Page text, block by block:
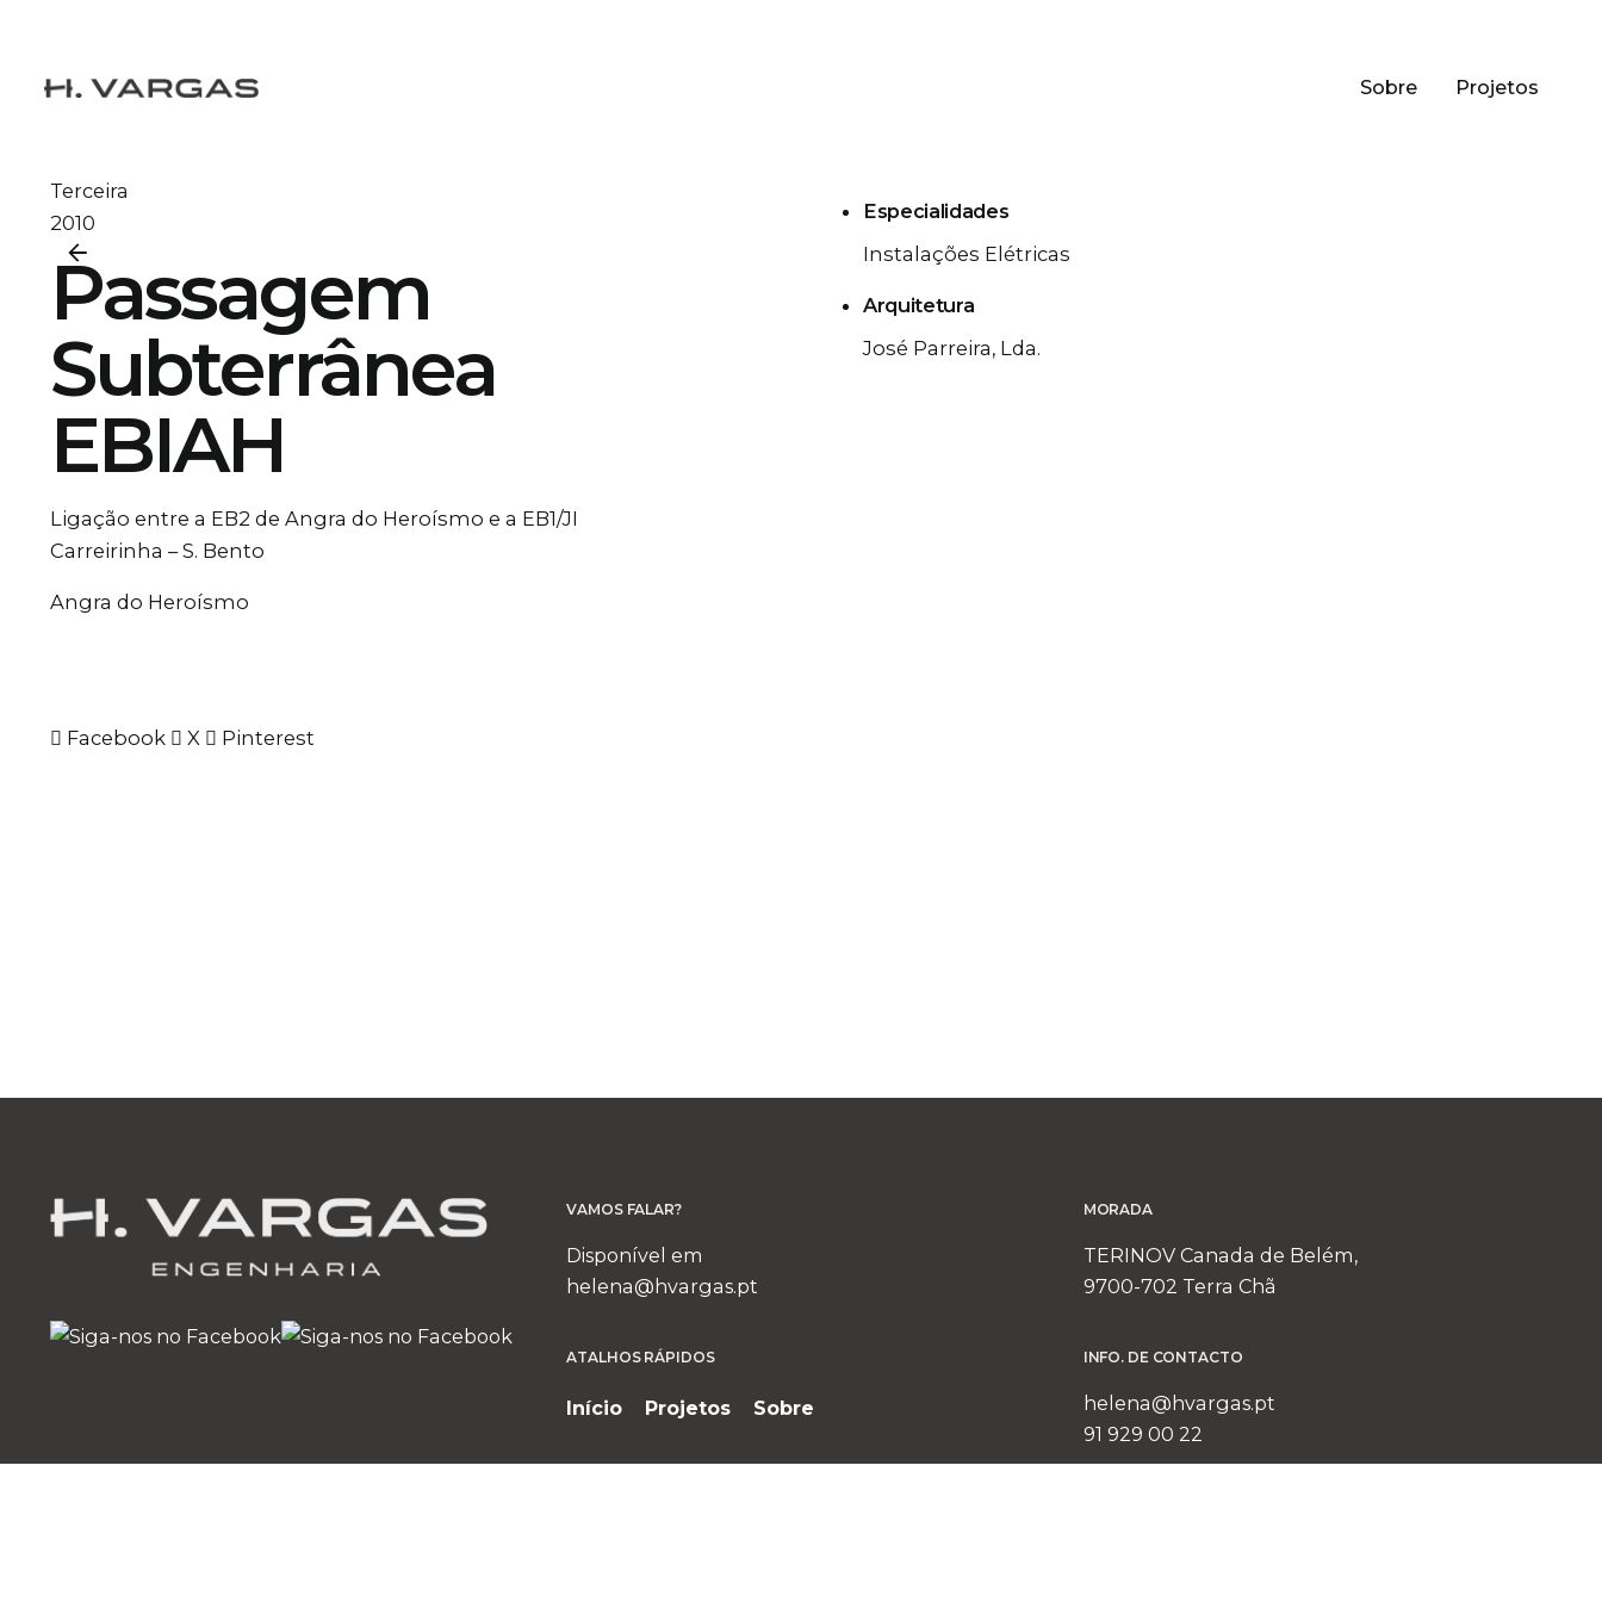
content
Sobre Projetos
Terceira
2010
Passagem
Subterrânea
EBIAH
Ligação entre a EB2 de Angra do Heroísmo e a EB1/JI
Carreirinha – S. Bento
Angra do Heroísmo
Especialidades
Instalações Elétricas
Arquitetura
José Parreira, Lda.
Facebook X Pinterest
VAMOS FALAR?
Disponível em
helena@hvargas.pt
ATALHOS RÁPIDOS
Início Projetos Sobre
MORADA
TERINOV Canada de Belém,
9700-702 Terra Chã
INFO. DE CONTACTO
helena@hvargas.pt
91 929 00 22